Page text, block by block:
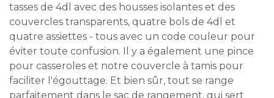
tasses de 4dl avec des housses isolantes et des
couvercles transparents, quatre bols de 4dl et
quatre assiettes - tous avec un code couleur pour
éviter toute confusion. Il y a également une pince
pour casseroles et notre couvercle à tamis pour
faciliter l'égouttage. Et bien sûr, tout se range
parfaitement dans le sac de rangement, qui sert